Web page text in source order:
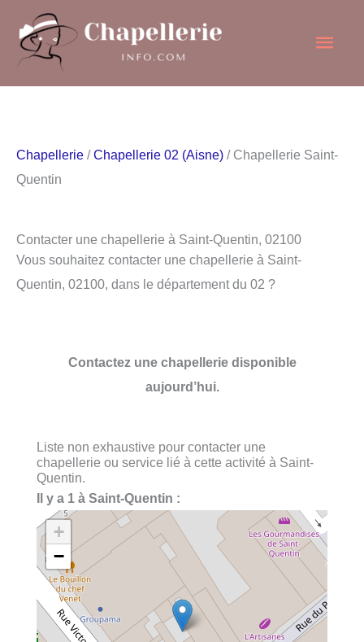
contenu
Chapellerie /Chapellerie 02 (Aisne) / Chapellerie Saint-
Quentin
Contacter une chapellerie à Saint-Quentin, 02100
Vous souhaitez contacter une chapellerie à Saint-
Quentin, 02100, dans le département du 02 ?
Contactez une chapellerie disponible
aujourd’hui.
Liste non exhaustive pour contacter une
chapellerie ou service lié à cette activité à Saint-
Quentin.
Il y a 1 à Saint-Quentin :
+
−